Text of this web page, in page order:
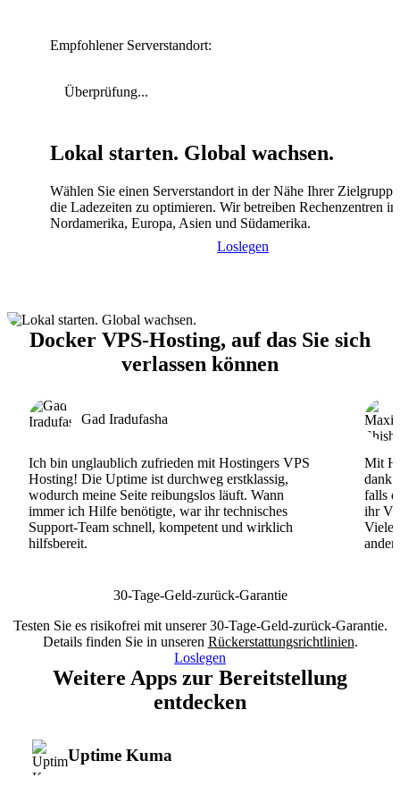
Empfohlener Serverstandort:
Überprüfung...
Lokal starten. Global wachsen.
Wählen Sie einen Serverstandort in der Nähe Ihrer
die Ladezeiten zu optimieren. Wir betreiben Rechenzentren in
Nordamerika, Europa, Asien und Südamerika.
Loslegen
Docker VPS-Hosting, auf das Sie sich
verlassen können
Gad Iradufasha
Ich bin unglaublich zufrieden mit Hostingers VPS
Hosting! Die Uptime ist durchweg erstklassig,
wodurch meine Seite reibungslos läuft. Wann
immer ich Hilfe benötigte, war ihr technisches
Support-Team schnell, kompetent und wirklich
hilfsbereit.
Mit
dank
falls
ihr
30-Tage-Geld-zurück-Garantie
Testen Sie es risikofrei mit unserer 30-Tage-Geld-zurück-Garantie.
Details finden Sie in unseren Rückerstattungsrichtlinien.
Loslegen
Weitere Apps zur Bereitstellung
entdecken
Uptime Kuma